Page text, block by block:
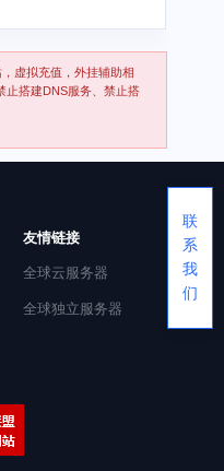
虚拟充值，外挂辅助相
止搭建DNS服务、禁止搭
友情链接
全球云服务器
全球独立服务器
联
系
我
们